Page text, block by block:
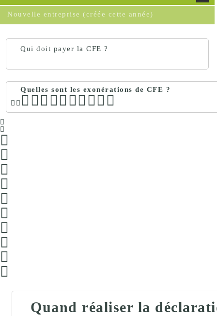
Nouvelle entreprise (créée cette année)
Qui doit payer la CFE ?
Quelles sont les exonérations de CFE ?
Quand réaliser la